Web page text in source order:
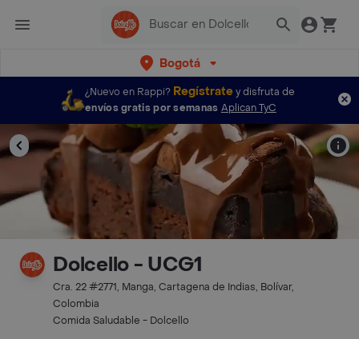
Bogotá
¿Nuevo en Rappi? Regístratey disfruta de
envíos gratis por semanas Aplican TyC
Dolcello - UCG1
Cra. 22 #2771, Manga, Cartagena de Indias, Bolívar,
Colombia
Comida Saludable - Dolcello